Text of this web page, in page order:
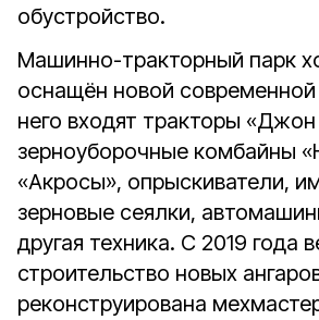
обустройство.
Машинно-тракторный парк
оснащён новой современной
него входят тракторы
зерноуборочные комбайны
«Акросы», опрыскиватели,
зерновые сеялки,
другая техника. С 2019 года
строительство новых
реконструирована